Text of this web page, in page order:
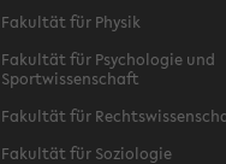
Fakultät für Physik
Fakultät für Psychologie und
Sportwissenschaft
Fakultät für
Fakultät für Soziologie